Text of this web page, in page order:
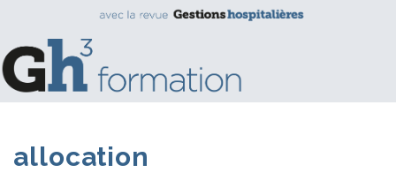
allocation